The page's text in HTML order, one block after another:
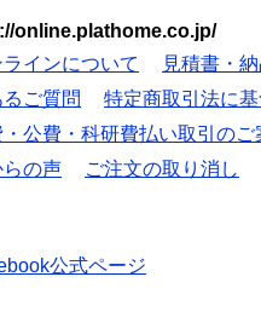
online.plathome.co.jp/
インについて
見積書・
ご質問
特定商取引法に
公費・科研費払い取引のご
の声 ご注文の取り消し
公式ページ